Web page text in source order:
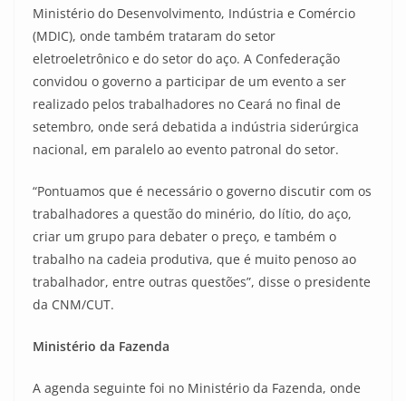
Ministério do Desenvolvimento, Indústria e Comércio
(MDIC), onde também trataram do setor
eletroeletrônico e do setor do aço. A Confederação
convidou o governo a participar de um evento a ser
realizado pelos trabalhadores no Ceará no final de
setembro, onde será debatida a indústria siderúrgica
nacional, em paralelo ao evento patronal do setor.
“Pontuamos que é necessário o governo discutir com os
trabalhadores a questão do minério, do lítio, do aço,
criar um grupo para debater o preço, e também o
trabalho na cadeia produtiva, que é muito penoso ao
trabalhador, entre outras questões”, disse o presidente
da CNM/CUT.
Ministério da Fazenda
A agenda seguinte foi no Ministério da Fazenda, onde